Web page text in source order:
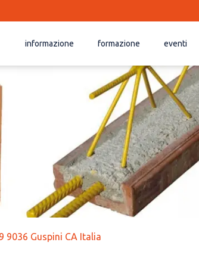
informazione formazione eventi
9036 Guspini CA Italia